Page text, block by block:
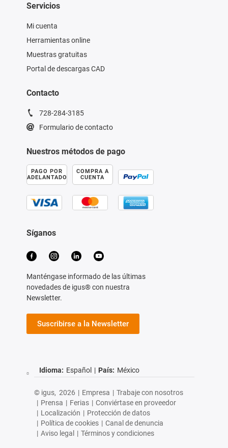
Servicios
Mi cuenta
Herramientas online
Muestras gratuitas
Portal de descargas CAD
Contacto
728-284-3185
Formulario de contacto
Nuestros métodos de pago
PAGO POR
ADELANTADO
COMPRA A
CUENTA
Síganos
Manténgase informado de las últimas
novedades de igus® con nuestra
Newsletter.
Suscribirse a la Newsletter
Idioma: Español | País: México
© igus, 2026 | Empresa | Trabaje con nosotros
| Prensa | Ferias | Conviértase en proveedor
| Localización | Protección de datos
| Política de cookies | Canal de denuncia
| Aviso legal | Términos y condiciones